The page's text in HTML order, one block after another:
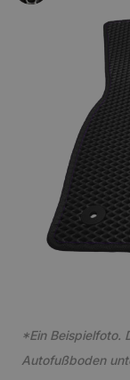
*Ein Beispielfoto.
Autofußboden